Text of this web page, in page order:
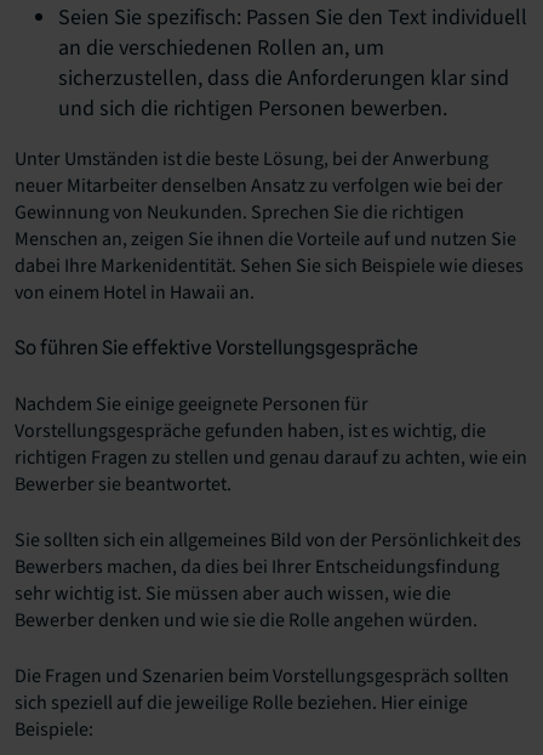
Seien Sie spezifisch: Passen Sie den Text individuell
an die verschiedenen Rollen an, um
sicherzustellen, dass die Anforderungen klar sind
und sich die richtigen Personen bewerben.
Unter Umständen ist die beste Lösung, bei der Anwerbung
neuer Mitarbeiter denselben Ansatz zu verfolgen wie bei der
Gewinnung von Neukunden. Sprechen Sie die richtigen
Menschen an, zeigen Sie ihnen die Vorteile auf und nutzen Sie
dabei Ihre Markenidentität. Sehen Sie sich Beispiele wie dieses
von einem Hotel in Hawaii an.
So führen Sie effektive Vorstellungsgespräche
Nachdem Sie einige geeignete Personen für
Vorstellungsgespräche gefunden haben, ist es wichtig, die
richtigen Fragen zu stellen und genau darauf zu achten, wie ein
Bewerber sie beantwortet.
Sie sollten sich ein allgemeines Bild von der Persönlichkeit des
Bewerbers machen, da dies bei Ihrer Entscheidungsfindung
sehr wichtig ist. Sie müssen aber auch wissen, wie die
Bewerber denken und wie sie die Rolle angehen würden.
Die Fragen und Szenarien beim Vorstellungsgespräch sollten
sich speziell auf die jeweilige Rolle beziehen. Hier einige
Beispiele: